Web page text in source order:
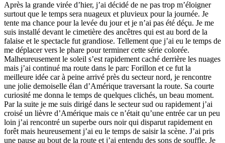
Après la grande virée d’hier, j’ai décidé de ne pas trop m’éloigner
surtout que le temps sera nuageux et pluvieux pour la journée. Je
tente ma chance pour la levée du jour et je n’ai pas été déçu. Je me
suis installé devant le cimetière des ancêtres qui est au bord de la
falaise et le spectacle fut grandiose. Tellement que j’ai eu le temps de
me déplacer vers le phare pour terminer cette série colorée.
Malheureusement le soleil s’est rapidement caché derrière les nuages
mais j’ai continué ma route dans le parc Forillon et ce fut la
meilleure idée car à peine arrivé près du secteur nord, je rencontre
une jolie demoiselle élan d’Amérique traversant la route. Sa courte
curiosité me donna le temps de quelques clichés, un beau moment.
Par la suite je me suis dirigé dans le secteur sud ou rapidement j’ai
croisé un lièvre d’Amérique mais ce n’était qu’une entrée car un peu
loin j’ai rencontré un superbe ours noir qui disparut rapidement en
forêt mais heureusement j’ai eu le temps de saisir la scène. J’ai pris
une pause au bout de la route et j’ai entendu des sons de souffle. Je